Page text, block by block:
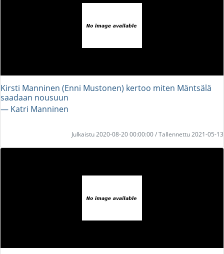
Kirsti Manninen (Enni Mustonen) kertoo miten Mäntsälä
saadaan nousuun
― Katri Manninen
Julkaistu 2020-08-20 00:00:00 / Tallennettu 2021-05-13